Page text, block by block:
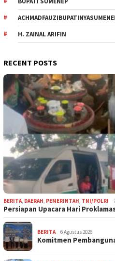
H. ZAINAL ARIFIN
RECENT POSTS
BERITA DAERAH PEMERINTAH TNI/POLRI
Persiapan Upacara Hari
BERITA 6 Agustus 2026
Komitmen